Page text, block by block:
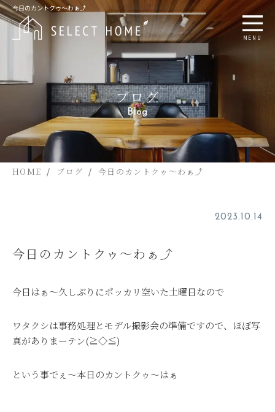
今日のカントクゥ～わぁ⤴
MENU
ブログ
Blog
HOME ブログ 今日のカントクゥ～わぁ⤴
2023.10.14
今日のカントクゥ～わぁ⤴
今日はぁ～久しぶりにポッカリ空いた土曜日なので
ワタクシは事務処理とモデル撮影会の準備ですので、ほぼ写
真がありまーテン(≧◇≦)
という事でぇ～本日のカントクゥ～はぁ